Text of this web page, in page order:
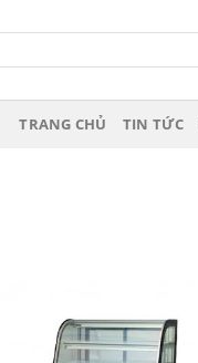
TRANG CHỦ TIN TỨC